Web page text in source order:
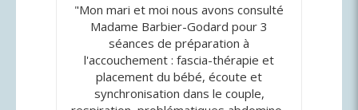
"Mon mari et moi nous avons consulté
Madame Barbier-Godard pour 3
séances de préparation à
l'accouchement : fascia-thérapie et
placement du bébé, écoute et
synchronisation dans le couple,